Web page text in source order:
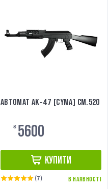
АВТОМАТ АК-47 [CYMA] CM.520
₴ 5600
КУПИТИ
В НАЯВНОСТІ
(7)